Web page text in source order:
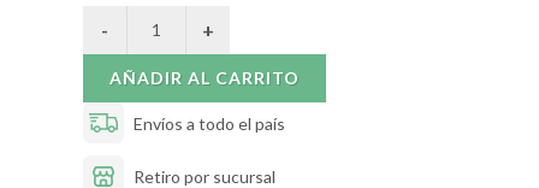
AÑADIR AL CARRITO
Envíos a todo el país
Retiro por sucursal